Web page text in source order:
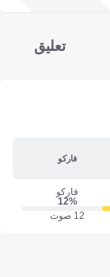
تعليق
فاركو
فاركو
12‎%‎
12 صوت